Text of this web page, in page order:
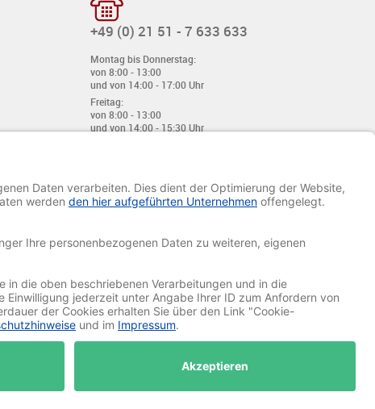
+49 (0) 21 51 - 7 633 633
Montag bis Donnerstag:
von 8:00 - 13:00
und von 14:00 - 17:00 Uhr
Freitag:
von 8:00 - 13:00
und von 14:00 - 15:30 Uhr